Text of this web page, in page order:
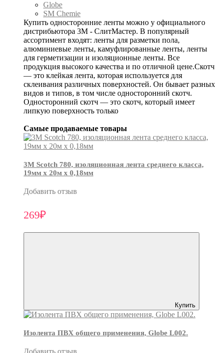
Globe
SM Chemie
Купить односторонние ленты можно у официального
дистрибьютора 3М - СлитМастер. В популярный
ассортимент входят: ленты для разметки пола,
алюминиевые ленты, камуфлированные ленты, ленты
для герметизации и изоляционные ленты. Все
продукция высокого качества и по отличной цене.Скотч
— это клейкая лента, которая используется для
склеивания различных поверхностей. Он бывает разных
видов и типов, в том числе односторонний скотч.
Односторонний скотч — это скотч, который имеет
липкую поверхность только
Самые продаваемые товары
3М Scotch 780, изоляционная лента среднего класса,
19мм х 20м х 0,18мм
Добавить отзыв
269₽
Купить
Изолента ПВХ общего применения, Globe L002.
Добавить отзыв